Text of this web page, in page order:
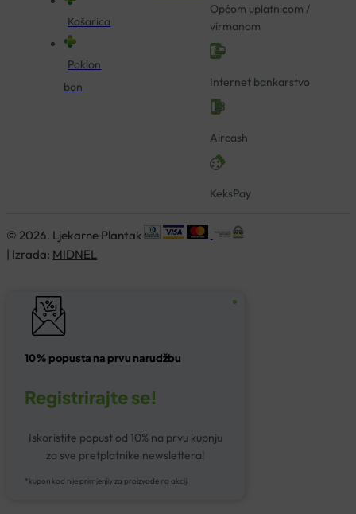
Košarica
Poklon
bon
Općom uplatnicom /
virmanom
Internet bankarstvo
Aircash
KeksPay
© 2026. Ljekarne Plantak
| Izrada: MIDNEL
10% popusta na prvu narudžbu
Registrirajte se!
Iskoristite popust od 10% na prvu kupnju
za sve pretplatnike newslettera!
*kupon kod nije primjenjiv za proizvode na akciji